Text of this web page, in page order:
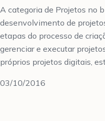
A categoria de Projetos no
desenvolvimento de
etapas do processo de
gerenciar e executar
próprios projetos digitais,
03/10/2016